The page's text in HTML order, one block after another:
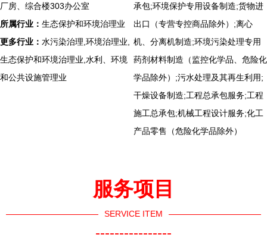
厂房、综合楼303办公室
所属行业： 生态保护和环境治理业
更多行业： 水污染治理,环境治理业,
生态保护和环境治理业,水利、环境
和公共设施管理业
承包;环境保护专用设备制造;货物进
出口（专营专控商品除外）;离心
机、分离机制造;环境污染处理专用
药剂材料制造（监控化学品、危险化
学品除外）;污水处理及其再生利用;
干燥设备制造;工程总承包服务;工程
施工总承包;机械工程设计服务;化工
产品零售（危险化学品除外）
服务项目
SERVICE ITEM
----------------